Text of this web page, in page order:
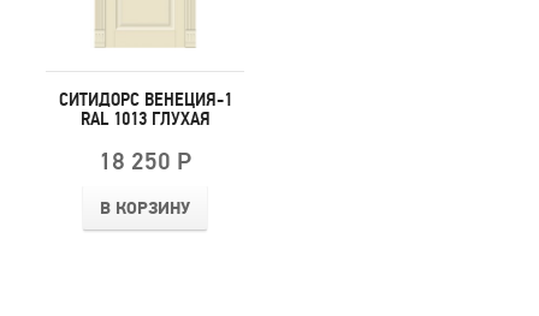
СИТИДОРС ВЕНЕЦИЯ-1
RAL 1013 ГЛУХАЯ
18 250 Р
В КОРЗИНУ